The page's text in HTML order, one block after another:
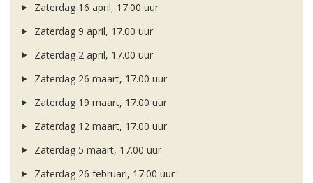
Zaterdag 16 april, 17.00 uur
Zaterdag 9 april, 17.00 uur
Zaterdag 2 april, 17.00 uur
Zaterdag 26 maart, 17.00 uur
Zaterdag 19 maart, 17.00 uur
Zaterdag 12 maart, 17.00 uur
Zaterdag 5 maart, 17.00 uur
Zaterdag 26 februari, 17.00 uur